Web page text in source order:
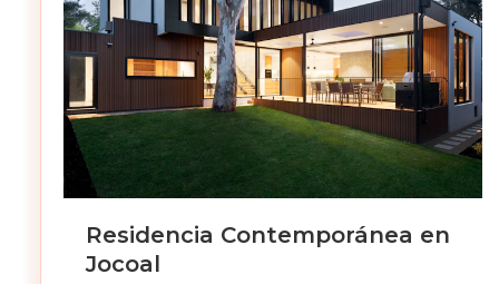
Residencia Contemporánea en
Jocoal